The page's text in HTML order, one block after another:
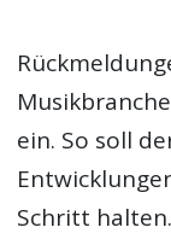
ein. So soll
Schritt